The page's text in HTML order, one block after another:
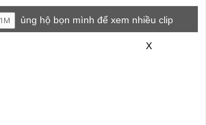
ủng hộ bọn mình để xem nhiều clip
X